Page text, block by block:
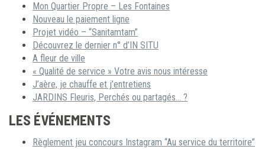
Mon Quartier Propre – Les Fontaines
Nouveau le paiement ligne
Projet vidéo – “Sanitamtam”
Découvrez le dernier n° d’IN SITU
A fleur de ville
« Qualité de service » Votre avis nous intéresse
J’aère, je chauffe et j’entretiens
JARDINS Fleuris, Perchés ou partagés… ?
LES ÉVÉNEMENTS
Règlement jeu concours Instagram “Au service du territoire”